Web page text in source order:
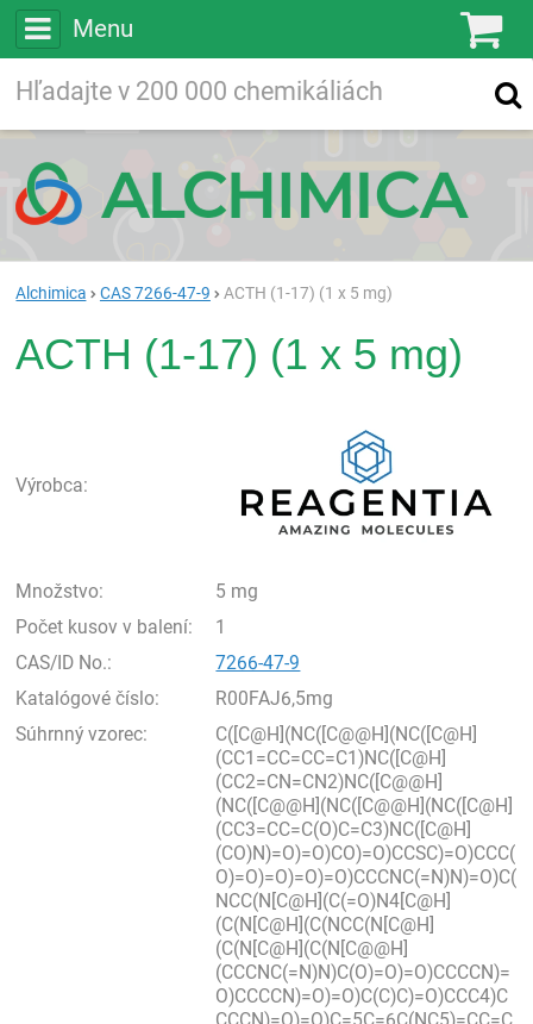
Menu
Vyhľadávanie
Alchimica CAS 7266-47-9 ACTH (1-17) (1 x 5 mg)
ACTH (1-17) (1 x 5 mg)
Výrobca:
Množstvo:
5 mg
Počet kusov v balení:
1
CAS/ID No.:
7266-47-9
Katalógové číslo:
R00FAJ6,5mg
Súhrnný vzorec:
C([C@H](NC([C@@H](NC([C@H]
(CC1=CC=CC=C1)NC([C@H]
(CC2=CN=CN2)NC([C@@H]
(NC([C@@H](NC([C@@H](NC([C@H]
(CC3=CC=C(O)C=C3)NC([C@H]
(CO)N)=O)=O)CO)=O)CCSC)=O)CCC(
O)=O)=O)=O)=O)CCCNC(=N)N)=O)C(
NCC(N[C@H](C(=O)N4[C@H]
(C(N[C@H](C(NCC(N[C@H]
(C(N[C@H](C(N[C@@H]
(CCCNC(=N)N)C(O)=O)=O)CCCCN)=
O)CCCCN)=O)=O)C(C)C)=O)CCC4)C